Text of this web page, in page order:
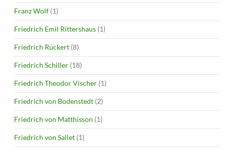
Franz Wolf (1)
Friedrich Emil Rittershaus (1)
Friedrich Rückert (8)
Friedrich Schiller (18)
Friedrich Theodor Vischer (1)
Friedrich von Bodenstedt (2)
Friedrich von Matthisson (1)
Friedrich von Sallet (1)